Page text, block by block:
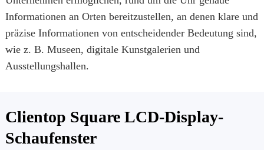
Informationen an Orten bereitzustellen, an denen klare und
präzise Informationen von entscheidender Bedeutung sind,
wie z. B. Museen, digitale Kunstgalerien und
Ausstellungshallen.
Clientop Square LCD-Display-
Schaufenster